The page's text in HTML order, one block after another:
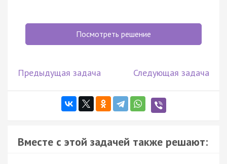
Посмотреть решение
Предыдущая задача Следующая задача
Вместе с этой задачей также решают: